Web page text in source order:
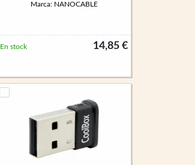
Marca: NANOCABLE
14,85 €
En stock